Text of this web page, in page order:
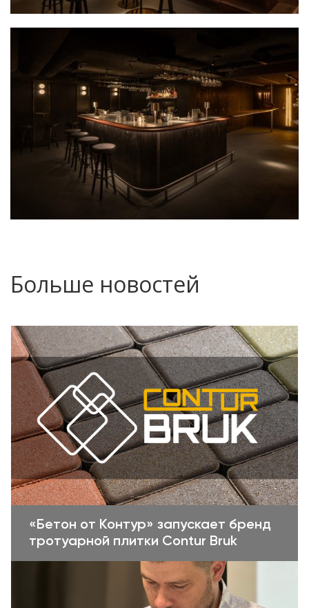
Больше новостей
«Бетон от Контур» запускает бренд
тротуарной плитки Contur Bruk